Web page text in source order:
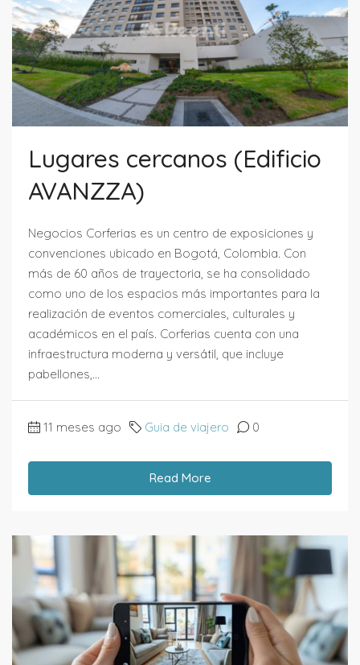
Lugares cercanos (Edificio
AVANZZA)
Negocios Corferias es un centro de exposiciones y
convenciones ubicado en Bogotá, Colombia. Con
más de 60 años de trayectoria, se ha consolidado
como uno de los espacios más importantes para la
realización de eventos comerciales, culturales y
académicos en el país. Corferias cuenta con una
infraestructura moderna y versátil, que incluye
pabellones,...
11 meses ago Guia de viajero 0
Read More